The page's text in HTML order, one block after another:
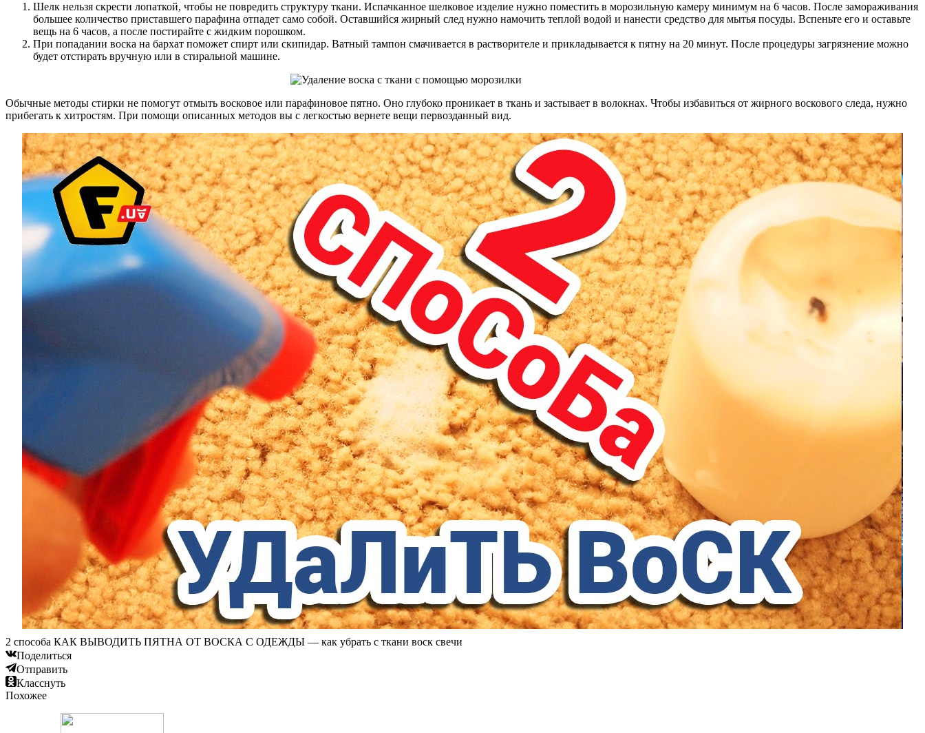
Шелк нельзя скрести лопаткой, чтобы не повредить структуру ткани. Испачканное шелковое изделие нужно поместить в морозильную камеру минимум на 6 часов. После замораживания
большее количество приставшего парафина отпадет само собой. Оставшийся жирный след нужно намочить теплой водой и нанести средство для мытья посуды. Вспеньте его и оставьте
вещь на 6 часов, а после постирайте с жидким порошком.
При попадании воска на бархат поможет спирт или скипидар. Ватный тампон смачивается в растворителе и прикладывается к пятну на 20 минут. После процедуры загрязнение можно
будет отстирать вручную или в стиральной машине.
Обычные методы стирки не помогут отмыть восковое или парафиновое пятно. Оно глубоко проникает в ткань и застывает в волокнах. Чтобы избавиться от жирного воскового следа, нужно
прибегать к хитростям. При помощи описанных методов вы с легкостью вернете вещи первозданный вид.
2 способа КАК ВЫВОДИТЬ ПЯТНА ОТ ВОСКА С ОДЕЖДЫ — как убрать с ткани воск свечи
Поделиться
Отправить
Класснуть
Похожее